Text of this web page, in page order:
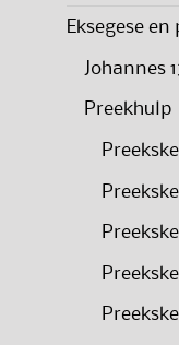
Eksegese
Johannes
Preekhulp